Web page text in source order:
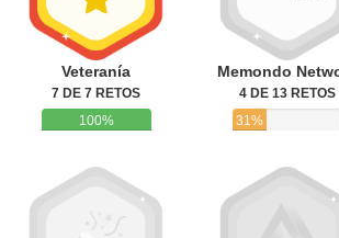
Política de cookies
Veteranía
7 DE 7 RETOS
100%
Memondo
4 DE 13 RETOS
31%